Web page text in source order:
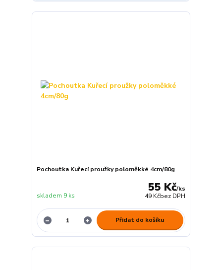
Pochoutka Kuřecí proužky poloměkké 4cm/80g
55 Kč/ks
49 Kčbez DPH
skladem 9 ks
Přidat do košíku